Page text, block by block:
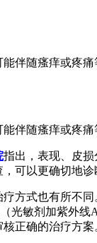
伴随瘙痒或疼
伴随瘙痒或疼
指出，表现、皮
可以更确切地诊
方式也有所不
敏剂加紫外
正确的治疗方案